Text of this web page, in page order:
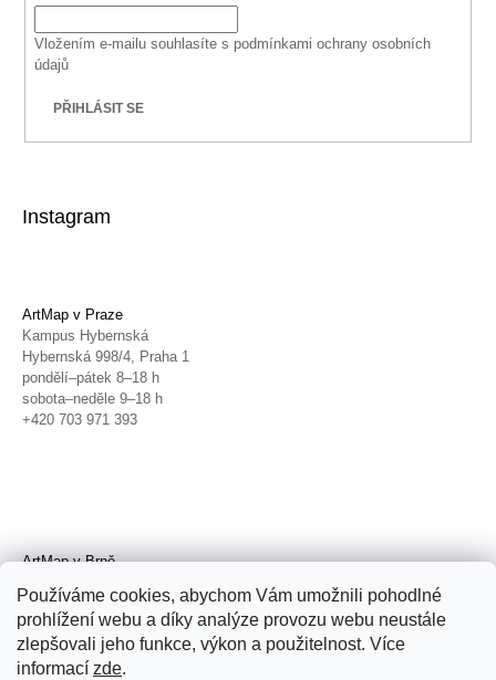
Používáme cookies, abychom Vám umožnili pohodlné
prohlížení webu a díky analýze provozu webu neustále
zlepšovali jeho funkce, výkon a použitelnost. Více
informací zde.
Vložením e-mailu souhlasíte s podmínkami ochrany osobních
údajů
PŘIHLÁSIT SE
Instagram
ArtMap v Praze
Kampus Hybernská
Hybernská 998/4, Praha 1
pondělí–pátek 8–18 h
sobota–neděle 9–18 h
+420 703 971 393
ArtMap v Brně
Radnická 4, Brno
úterý–pátek 11–19 h
sobota 14–19 h
+420 702 152 298